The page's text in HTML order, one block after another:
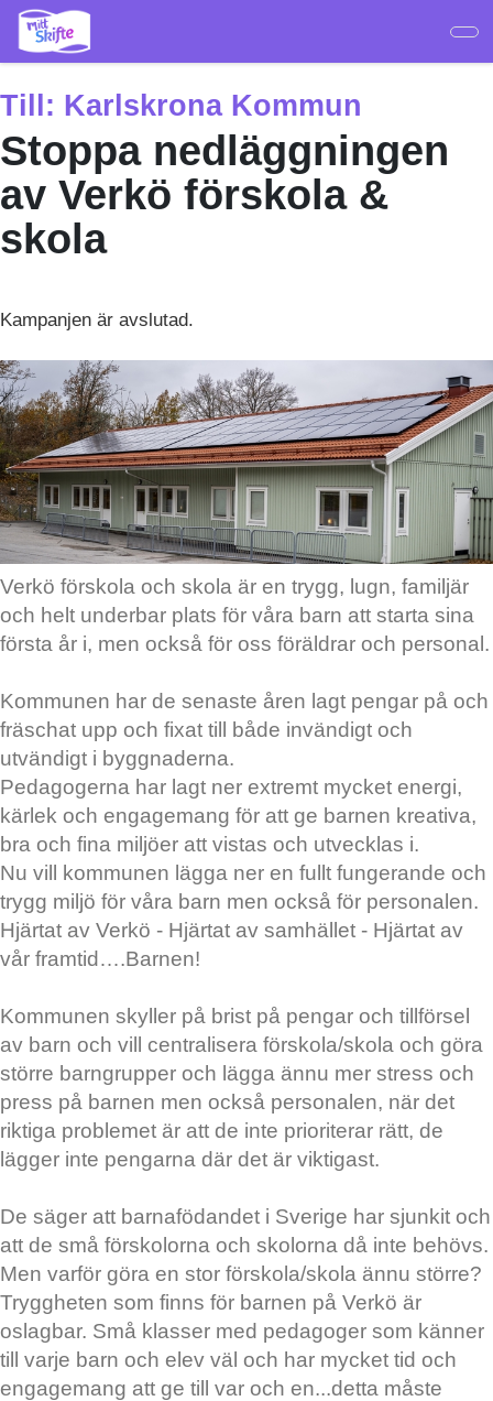
Hoppa
huvudinnehåll
Till: Karlskrona Kommun
Stoppa nedläggningen
av Verkö förskola &
skola
Kampanjen är avslutad.
Verkö förskola och skola är en trygg, lugn, familjär
och helt underbar plats för våra barn att starta sina
första år i, men också för oss föräldrar och personal.
Kommunen har de senaste åren lagt pengar på och
fräschat upp och fixat till både invändigt och
utvändigt i byggnaderna.
Pedagogerna har lagt ner extremt mycket energi,
kärlek och engagemang för att ge barnen kreativa,
bra och fina miljöer att vistas och utvecklas i.
Nu vill kommunen lägga ner en fullt fungerande och
trygg miljö för våra barn men också för personalen.
Hjärtat av Verkö - Hjärtat av samhället - Hjärtat av
vår framtid….Barnen!
Kommunen skyller på brist på pengar och tillförsel
av barn och vill centralisera förskola/skola och göra
större barngrupper och lägga ännu mer stress och
press på barnen men också personalen, när det
riktiga problemet är att de inte prioriterar rätt, de
lägger inte pengarna där det är viktigast.
De säger att barnafödandet i Sverige har sjunkit och
att de små förskolorna och skolorna då inte behövs.
Men varför göra en stor förskola/skola ännu större?
Tryggheten som finns för barnen på Verkö är
oslagbar. Små klasser med pedagoger som känner
till varje barn och elev väl och har mycket tid och
engagemang att ge till var och en...detta måste